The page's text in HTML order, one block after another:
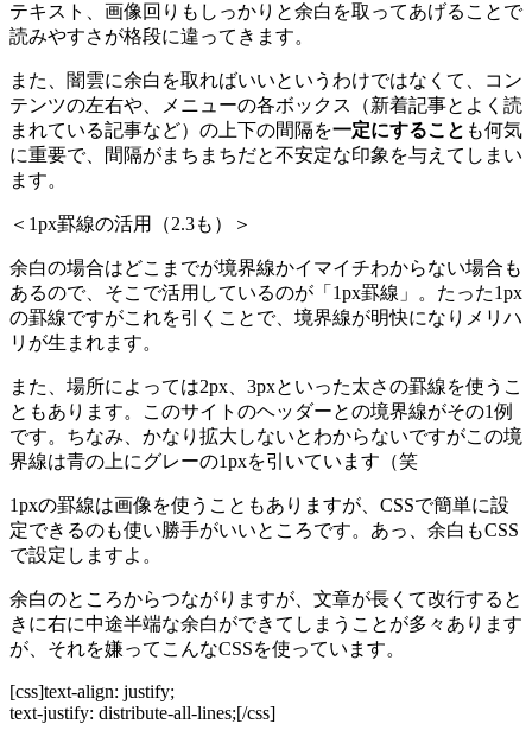
テキスト、画像回りもしっかりと余白を取ってあげることで
読みやすさが格段に違ってきます。
また、闇雲に余白を取ればいいというわけではなくて、コン
テンツの左右や、メニューの各ボックス（新着記事とよく読
まれている記事など）の上下の間隔を一定にすること も何気
に重要で、間隔がまちまちだと不安定な印象を与えてしまい
ます。
＜1px罫線の活用（2.3も）＞
余白の場合はどこまでが境界線かイマイチわからない場合も
あるので、そこで活用しているのが「1px罫線」。たった1px
の罫線ですがこれを引くことで、境界線が明快になりメリハ
リが生まれます。
また、場所によっては2px、3pxといった太さの罫線を使うこ
ともあります。このサイトのヘッダーとの境界線がその1例
です。ちなみ、かなり拡大しないとわからないですがこの境
界線は青の上にグレーの1pxを引いています（笑
1pxの罫線は画像を使うこともありますが、CSSで簡単に設
定できるのも使い勝手がいいところです。あっ、余白もCSS
で設定しますよ。
余白のところからつながりますが、文章が長くて改行すると
きに右に中途半端な余白ができてしまうことが多々あります
が、それを嫌ってこんなCSSを使っています。
[css]text-align: justify;
text-justify: distribute-all-lines;[/css]